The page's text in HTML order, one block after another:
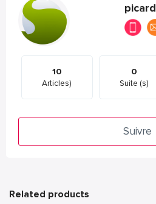
picard
10
Articles)
0
Suite (s)
Suivre
Related products